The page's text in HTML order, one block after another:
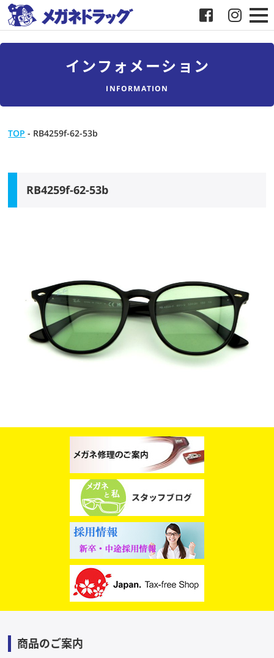
メガネドラッグについて
スタッフブログ
インフォメーション
INFORMATION
TOP - RB4259f-62-53b
RB4259f-62-53b
商品のご案内